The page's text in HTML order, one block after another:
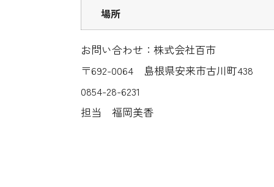
場所
お問い合わせ：株式会社百市
〒692-0064 島根県安来市古川町438
0854-28-6231
担当 福岡美香